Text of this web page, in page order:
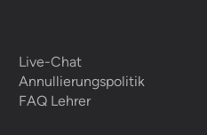
Live-Chat
Annullierungspolitik
FAQ Lehrer